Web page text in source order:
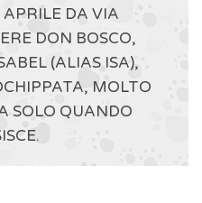
DA VIA
DON BOSCO,
(ALIAS ISA),
MOLTO
SOLO QUANDO